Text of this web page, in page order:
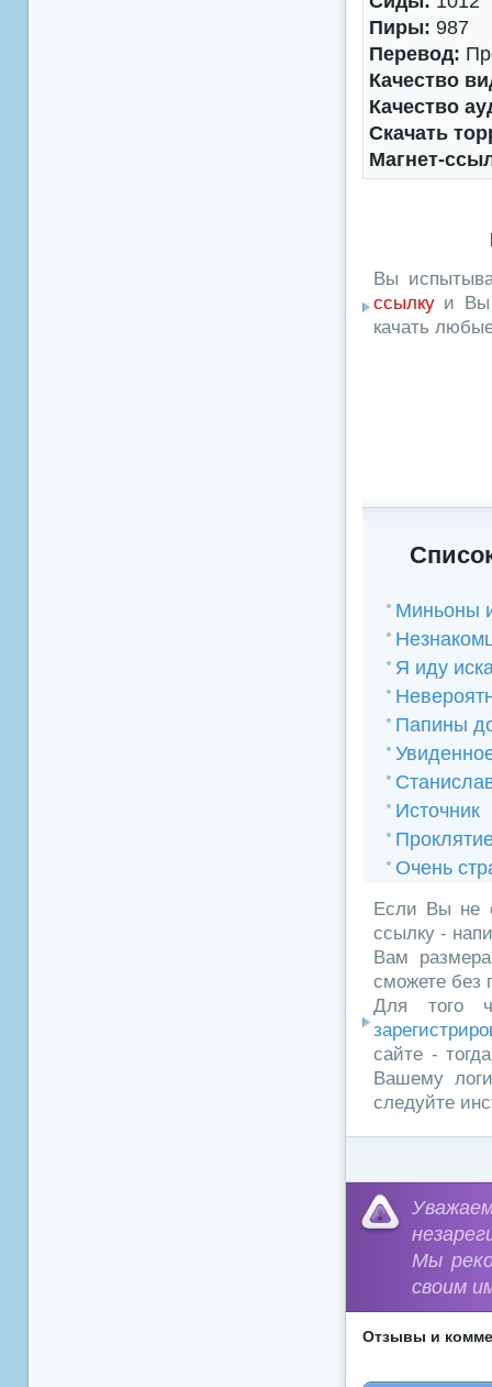
Пиры: 987
Перевод:
Качество
Качество
Скачать
Магнет-
Вы
ссылку и Вы
качать
Миньоны
Я иду
Папины
Источник
Очень
Если Вы не
ссылку -
Вам
сможете без
Для того
сайте -
Вашему
следуйте
Мы
своим
Отзывы и